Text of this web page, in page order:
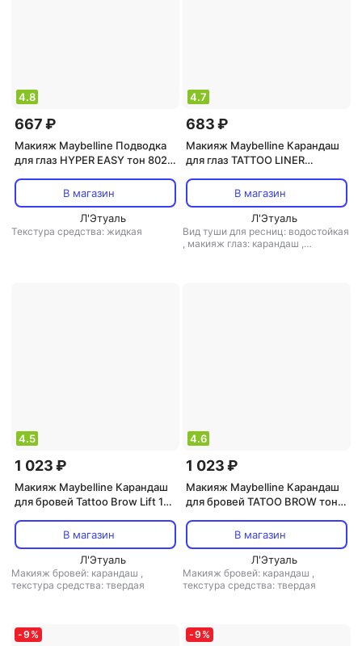
4.8
667 ₽
Макияж Maybelline Подводка
для глаз HYPER EASY тон 802
В магазин
Л'Этуаль
Текстура средства: жидкая
4.7
683 ₽
Макияж Maybelline Карандаш
для глаз TATTOO LINER
040 smokey brown
В магазин
Л'Этуаль
Вид туши для ресниц: водостойкая
, макияж глаз: карандаш ,
4.5
1 023 ₽
Макияж Maybelline Карандаш
для бровей Tattoo Brow Lift 1
В магазин
Л'Этуаль
Макияж бровей: карандаш ,
текстура средства: твердая
4.6
1 023 ₽
Макияж Maybelline Карандаш
для бровей TATOO BROW тон
В магазин
Л'Этуаль
Макияж бровей: карандаш ,
текстура средства: твердая
-9 % -9 %